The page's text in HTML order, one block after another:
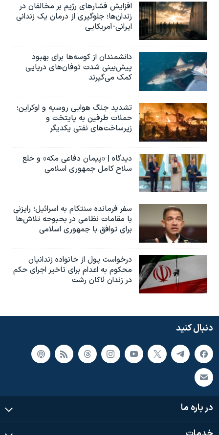
افزایش فشارهای رژیم بر مخالفان در
زندان‌ها؛ جلوگیری از درمان یک زندانی
ایرانی-آمریکایی
دانشمندان از کوسه‌ها برای بهبود
پیش‌بینی شدت توفان‌های دریایی
کمک می‌گیرند
تشدید جنگ هوایی روسیه و اوکراین؛
حملات طرفین به پایتخت‌ و
زیرساخت‌های نفتی یکدیگر
دیدگاه | «پیمان دفاعی مکه» و خلع
سلاح کامل جمهوری اسلامی
سفر فرمانده سنتکام به اسرائیل؛ رایزنی
با مقامات نظامی در بحبوحه تلاش‌ها
برای توافق با جمهوری اسلامی
درخواست پول از خانواده زندانیان
محکوم به‌ اعدام برای تاخیر اجرای حکم
در زندان لاکان رشت
دنبال کنید
در باره ما